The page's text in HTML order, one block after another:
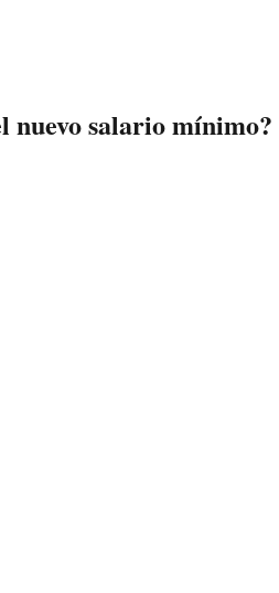
nuevo salario mínimo?